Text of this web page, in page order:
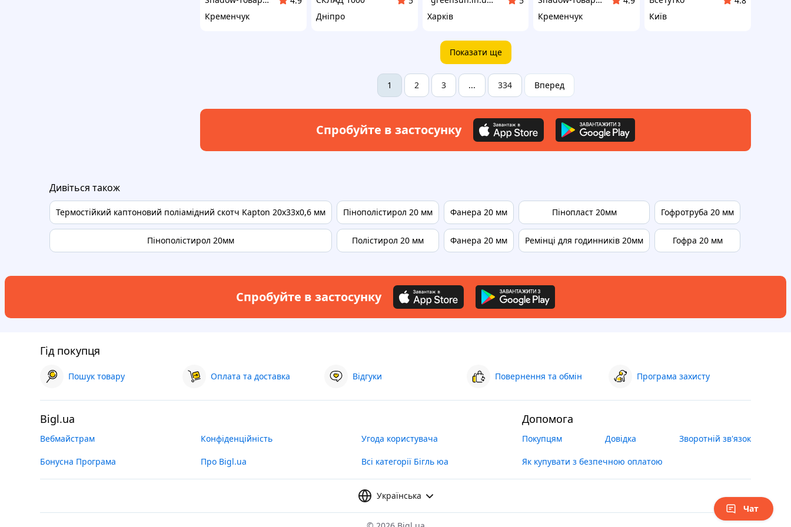
Кременчук
Дніпро
Харків
Кременчук
Київ
Показати ще
1 2 3 ... 334 Вперед
Спробуйте в застосунку
Дивіться також
Термостійкий каптоновий поліамідний скотч Kapton 20х33х0,6 мм
Пінополістирол 20мм
Пінополістирол 20 мм
Полістирол 20 мм
Фанера 20 мм
Фанера 20 мм
Пінопласт 20мм
Ремінці для годинників 20мм
Гофротруба 20 мм
Гофра 20 мм
Спробуйте в застосунку
Гід покупця
Пошук товару Оплата та доставка Відгуки Повернення та обмін Програма захисту
Bigl.ua
Вебмайстрам Конфіденційність Угода користувача
Бонусна Програма Про Bigl.ua Всі категорії Бігль юа
Допомога
Покупцям Довідка Зворотній зв'язок
Як купувати з безпечною оплатою
Українська
Чат